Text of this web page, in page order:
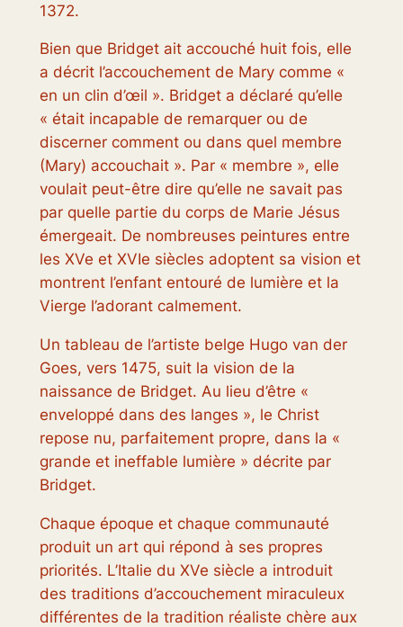
1372.
Bien que Bridget ait accouché huit fois, elle
a décrit l’accouchement de Mary comme «
en un clin d’œil ». Bridget a déclaré qu’elle
« était incapable de remarquer ou de
discerner comment ou dans quel membre
(Mary) accouchait ». Par « membre », elle
voulait peut-être dire qu’elle ne savait pas
par quelle partie du corps de Marie Jésus
émergeait. De nombreuses peintures entre
les XVe et XVIe siècles adoptent sa vision et
montrent l’enfant entouré de lumière et la
Vierge l’adorant calmement.
Un tableau de l’artiste belge Hugo van der
Goes, vers 1475, suit la vision de la
naissance de Bridget. Au lieu d’être «
enveloppé dans des langes », le Christ
repose nu, parfaitement propre, dans la «
grande et ineffable lumière » décrite par
Bridget.
Chaque époque et chaque communauté
produit un art qui répond à ses propres
priorités. L’Italie du XVe siècle a introduit
des traditions d’accouchement miraculeux
différentes de la tradition réaliste chère aux